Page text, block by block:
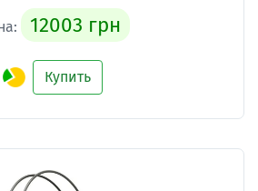
12003 грн
Купить